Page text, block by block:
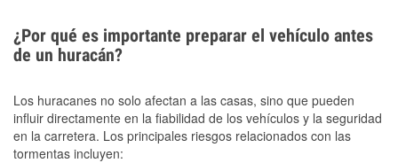
¿Por qué es importante preparar el vehículo antes
de un huracán?
Los huracanes no solo afectan a las casas, sino que pueden
influir directamente en la fiabilidad de los vehículos y la seguridad
en la carretera. Los principales riesgos relacionados con las
tormentas incluyen: